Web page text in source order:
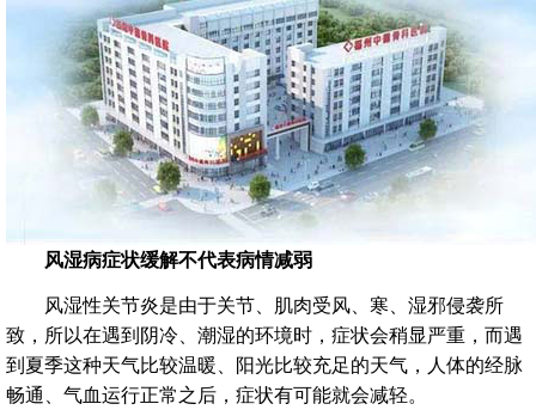
风湿病症状缓解不代表病情减弱
风湿性关节炎是由于关节、肌肉受风、寒、湿邪侵袭所
致，所以在遇到阴冷、潮湿的环境时，症状会稍显严重，而遇
到夏季这种天气比较温暖、阳光比较充足的天气，人体的经脉
畅通、气血运行正常之后，症状有可能就会减轻。